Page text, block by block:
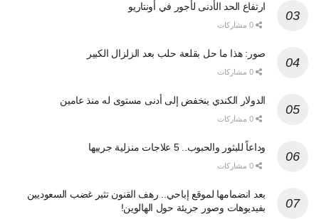
ارتفاع الحد الأدنى لأجور في أونتاريو
صور: هذا ما حل بقلعة حلب بعد الزلزال الكبير
الدولار الكندي ينخفض إلى أدنى مستوى له منذ عامين
وداعاً للبثور والحبوب.. 5 علاجات منزلية جربيها
بعد انضمامها لموقع إباحي.. رهف القنون تثير غضب السعوديين
بفيديوهات وصور جريئة حول الهالوين!